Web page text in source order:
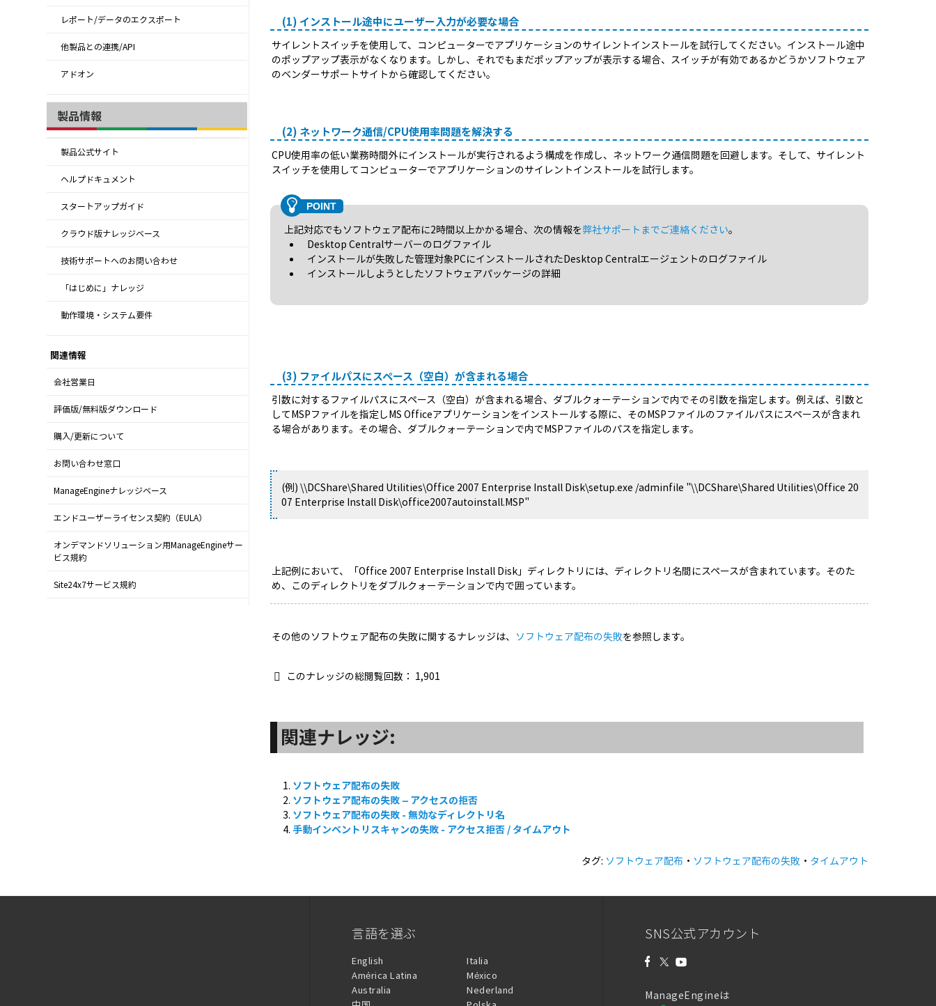
レポート/データのエクスポート
他製品との連携/API
アドオン
製品情報
製品公式サイト
ヘルプドキュメント
スタートアップガイド
クラウド版ナレッジベース
技術サポートへのお問い合わせ
「はじめに」ナレッジ
動作環境・システム要件
関連情報
会社営業日
評価版/無料版ダウンロード
購入/更新について
お問い合わせ窓口
ManageEngineナレッジベース
エンドユーザーライセンス契約（EULA）
オンデマンドソリューション用ManageEngineサー
ビス規約
Site24x7サービス規約
(1) インストール途中にユーザー入力が必要な場合
サイレントスイッチを使用して、コンピューターでアプリケーションのサイレントインストールを試行してください。インストール途中
のポップアップ表示がなくなります。しかし、それでもまだポップアップが表示する場合、スイッチが有効であるかどうかソフトウェア
のベンダーサポートサイトから確認してください。
(2) ネットワーク通信/CPU使用率問題を解決する
CPU使用率の低い業務時間外にインストールが実行されるよう構成を作成し、ネットワーク通信問題を回避します。そして、サイレント
スイッチを使用してコンピューターでアプリケーションのサイレントインストールを試行します。
上記対応でもソフトウェア配布に2時間以上かかる場合、次の情報を弊社サポートまでご連絡ください。
Desktop Centralサーバーのログファイル
インストールが失敗した管理対象PCにインストールされたDesktop Centralエージェントのログファイル
インストールしようとしたソフトウェアパッケージの詳細
(3) ファイルパスにスペース（空白）が含まれる場合
引数に対するファイルパスにスペース（空白）が含まれる場合、ダブルクォーテーションで内でその引数を指定します。例えば、引数と
してMSPファイルを指定しMS Officeアプリケーションをインストールする際に、そのMSPファイルのファイルパスにスペースが含まれ
る場合があります。その場合、ダブルクォーテーションで内でMSPファイルのパスを指定します。
(例) \\DCShare\Shared Utilities\Office 2007 Enterprise Install Disk\setup.exe /adminfile "\\DCShare\Shared Utilities\Office 20
07 Enterprise Install Disk\office2007autoinstall.MSP"
上記例において、「Office 2007 Enterprise Install Disk」ディレクトリには、ディレクトリ名間にスペースが含まれています。そのた
め、このディレクトリをダブルクォーテーションで内で囲っています。
その他のソフトウェア配布の失敗に関するナレッジは、 ソフトウェア配布の失敗を参照します。
このナレッジの総閲覧回数： 1,901
関連ナレッジ:
ソフトウェア配布の失敗
ソフトウェア配布の失敗 – アクセスの拒否
ソフトウェア配布の失敗 - 無効なディレクトリ名
手動インベントリスキャンの失敗 - アクセス拒否 / タイムアウト
タグ: ソフトウェア配布 ・ ソフトウェア配布の失敗 ・ タイムアウト
言語を選ぶ
English
América Latina
Australia
Italia
México
Nederland
SNS公式アカウント
ManageEngineは